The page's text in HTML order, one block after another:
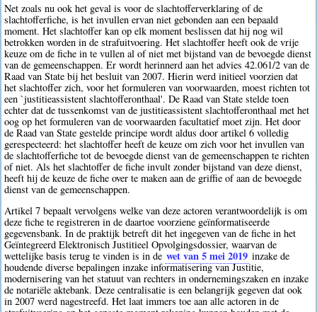
Net zoals nu ook het geval is voor de slachtofferverklaring of de
slachtofferfiche, is het invullen ervan niet gebonden aan een bepaald
moment. Het slachtoffer kan op elk moment beslissen dat hij nog wil
betrokken worden in de strafuitvoering. Het slachtoffer heeft ook de vrije
keuze om de fiche in te vullen al of niet met bijstand van de bevoegde dienst
van de gemeenschappen. Er wordt herinnerd aan het advies 42.061/2 van de
Raad van State bij het besluit van 2007. Hierin werd initieel voorzien dat
het slachtoffer zich, voor het formuleren van voorwaarden, moest richten tot
een `justitieassistent slachtofferonthaal'. De Raad van State stelde toen
echter dat de tussenkomst van de justitieassistent slachtofferonthaal met het
oog op het formuleren van de voorwaarden facultatief moet zijn. Het door
de Raad van State gestelde principe wordt aldus door artikel 6 volledig
gerespecteerd: het slachtoffer heeft de keuze om zich voor het invullen van
de slachtofferfiche tot de bevoegde dienst van de gemeenschappen te richten
of niet. Als het slachtoffer de fiche invult zonder bijstand van deze dienst,
heeft hij de keuze de fiche over te maken aan de griffie of aan de bevoegde
dienst van de gemeenschappen.
Artikel 7 bepaalt vervolgens welke van deze actoren verantwoordelijk is om
deze fiche te registreren in de daartoe voorziene geïnformatiseerde
gegevensbank. In de praktijk betreft dit het ingegeven van de fiche in het
Geïntegreerd Elektronisch Justitieel Opvolgingsdossier, waarvan de
wettelijke basis terug te vinden is in de wet van 5 mei 2019 inzake de
houdende diverse bepalingen inzake informatisering van Justitie,
modernisering van het statuut van rechters in ondernemingszaken en inzake
de notariële aktebank. Deze centralisatie is een belangrijk gegeven dat ook
in 2007 werd nagestreefd. Het laat immers toe aan alle actoren in de